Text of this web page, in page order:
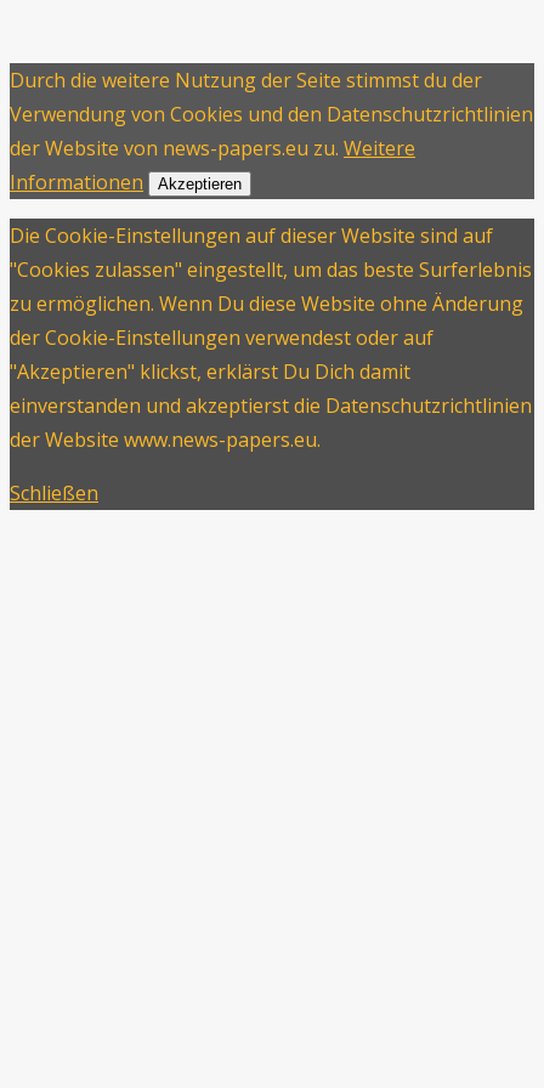
Durch die weitere Nutzung der Seite stimmst du der
Verwendung von Cookies und den Datenschutzrichtlinien
der Website von news-papers.eu zu. Weitere
Informationen
Akzeptieren
Die Cookie-Einstellungen auf dieser Website sind auf
"Cookies zulassen" eingestellt, um das beste Surferlebnis
zu ermöglichen. Wenn Du diese Website ohne Änderung
der Cookie-Einstellungen verwendest oder auf
"Akzeptieren" klickst, erklärst Du Dich damit
einverstanden und akzeptierst die Datenschutzrichtlinien
der Website www.news-papers.eu.
Schließen